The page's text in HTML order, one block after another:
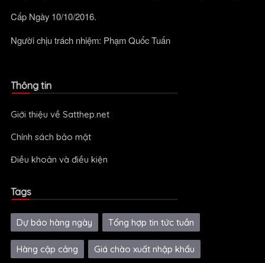
Cấp Ngày 10/10/2016.
Người chịu trách nhiệm: Phạm Quốc Tuấn
Thông tin
Giới thiệu về Satthep.net
Chính sách bảo mật
Điều khoản và điều kiện
Tags
Dự báo hàng ngày Tổng hợp tin tức tuần
Hàng cập cảng Giá chào xuất nhập khẩu